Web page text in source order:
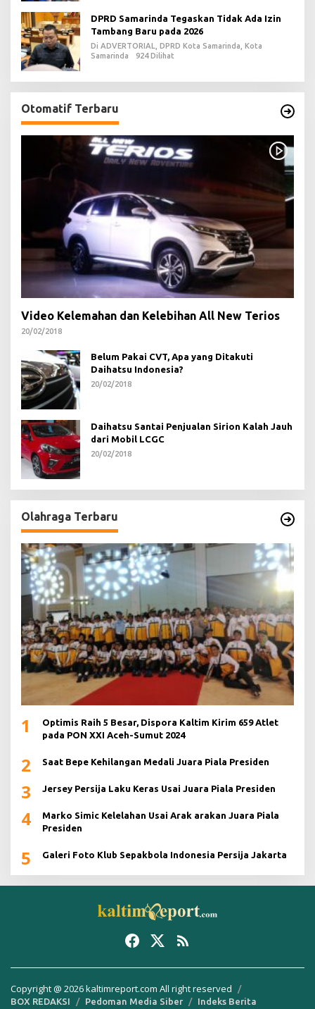
DPRD Samarinda Tegaskan Tidak Ada Izin
Tambang Baru pada 2026
Di ADVERTORIAL, DPRD Kota Samarinda, Kota
Samarinda
924 Dilihat
Otomatif Terbaru
Video Kelemahan dan Kelebihan All New Terios
20/02/2018
Belum Pakai CVT, Apa yang Ditakuti
Daihatsu Indonesia?
20/02/2018
Daihatsu Santai Penjualan Sirion Kalah Jauh
dari Mobil LCGC
20/02/2018
Olahraga Terbaru
1
Optimis Raih 5 Besar, Dispora Kaltim Kirim 659 Atlet
pada PON XXI Aceh-Sumut 2024
2 Saat Bepe Kehilangan Medali Juara Piala Presiden
3 Jersey Persija Laku Keras Usai Juara Piala Presiden
4
Marko Simic Kelelahan Usai Arak arakan Juara Piala
Presiden
5 Galeri Foto Klub Sepakbola Indonesia Persija Jakarta
Copyright @ 2026 kaltimreport.com All right reserved
BOX REDAKSI Pedoman Media Siber Indeks Berita